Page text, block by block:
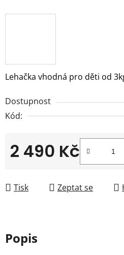
Lehačka vhodná pro děti od
Dostupnost
Kód:
2 490 Kč
Tisk Zeptat se
Popis